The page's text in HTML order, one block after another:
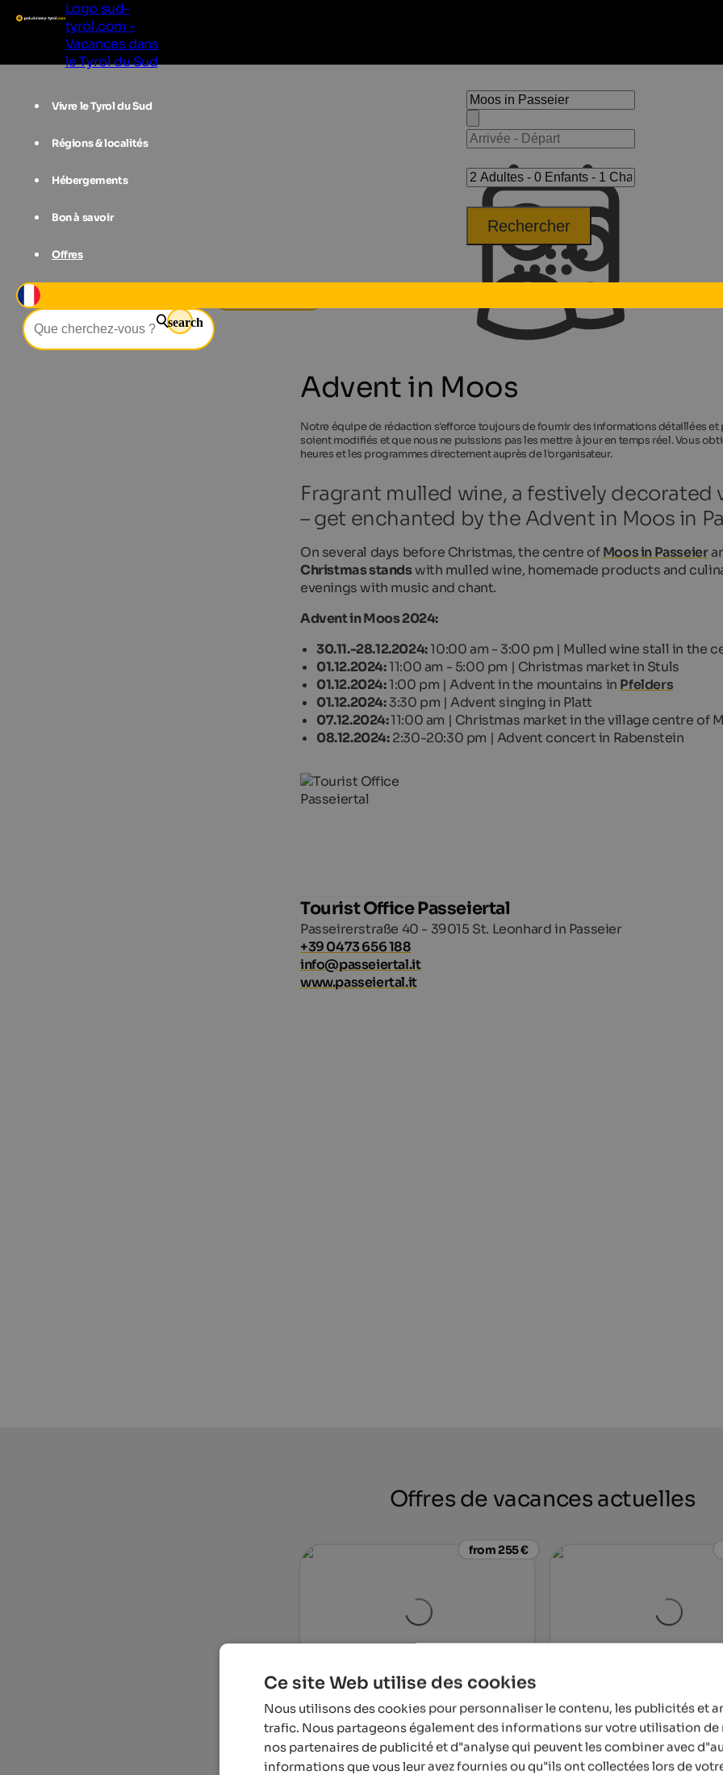
Logo sud-
tyrol.com -
Vacances dans
le Tyrol du Sud
Vivre le Tyrol du Sud
Régions & localités
Hébergements
Bon à savoir
Offres
search
Rechercher
Advent in Moos
Notre équipe de rédaction s'efforce toujours de fournir des informations détaillées
soient modifiés et que nous ne puissions pas les mettre à jour en temps réel. Vous
heures et les programmes directement auprès de l'organisateur.
Fragrant mulled wine, a festively
– get enchanted by the Advent in Moos in
On several days before Christmas, the centre ofMoos in Passeier
Christmas standswith mulled wine, homemade products and
evenings with music and chant.
Advent in Moos 2024:
30.11.-28.12.2024:10:00 am - 3:00 pm | Mulled wine stall in the
01.12.2024:11:00 am - 5:00 pm | Christmas market in Stuls
01.12.2024:1:00 pm | Advent in the mountains in Pfelders
01.12.2024:3:30 pm | Advent singing in Platt
07.12.2024:11:00 am | Christmas market in the village centre of
08.12.2024:2:30-20:30 pm | Advent concert in Rabenstein
Tourist Office Passeiertal
Passeirerstraße 40 - 39015 St. Leonhard in Passeier
+39 0473 656 188
info@passeiertal.it
www.passeiertal.it
Offres de vacances actuelles
from 255 €
Quellenhof Luxury Resort Passeier
The 5-star sport and wellness resort South
Tyrol with 10.500 m² Spa Areas, 23 Saunas,
7 Tennis Courts, 12 Pools, 4-hole Golf
Course.
Welcome to the Saltauserhof
of South Tyrol – near Meran.
symbiosis of Alpine tradition
Mediterranean luxury.
Ce site Web utilise des cookies
Nous utilisons des cookies pour personnaliser le contenu, les publicités et
trafic. Nous partageons également des informations sur votre utilisation de
nos partenaires de publicité et d"analyse qui peuvent les combiner avec
informations que vous leur avez fournies ou qu"ils ont collectées lors de